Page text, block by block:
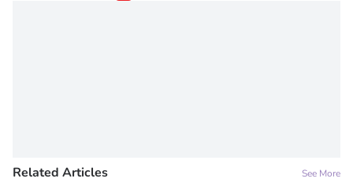
Related Articles See More